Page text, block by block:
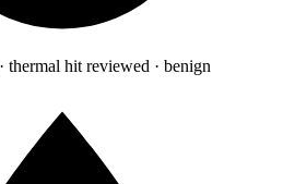
thermal hit reviewed · benign